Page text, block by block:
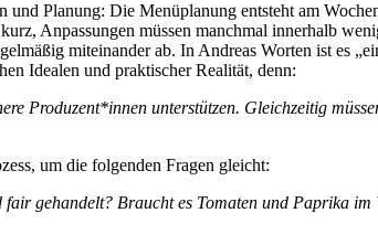
Planung: Die Menüplanung entsteht am
Anpassungen müssen manchmal innerhalb
miteinander ab. In Andreas Worten ist es
Idealen und praktischer Realität, denn:
Produzent*innen unterstützen. Gleichzeitig
um die folgenden Fragen gleicht:
gehandelt? Braucht es Tomaten und Paprika